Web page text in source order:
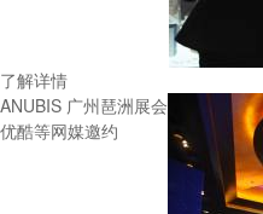
了解详情
ANUBIS 广州琶洲展会
优酷等网媒邀约